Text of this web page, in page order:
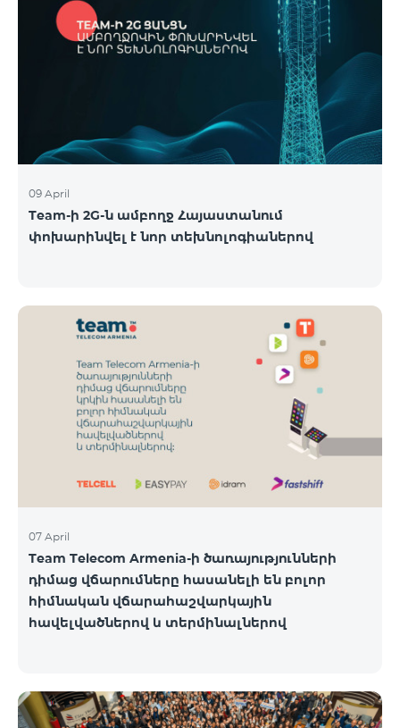
09 April
Team-ի 2G-ն ամբողջ Հայաստանում
փոխարինվել է նոր տեխնոլոգիաներով
07 April
Team Telecom Armenia-ի ծառայությունների
դիմաց վճարումները հասանելի են բոլոր
հիմնական վճարահաշվարկային
հավելվածներով և տերմինալներով